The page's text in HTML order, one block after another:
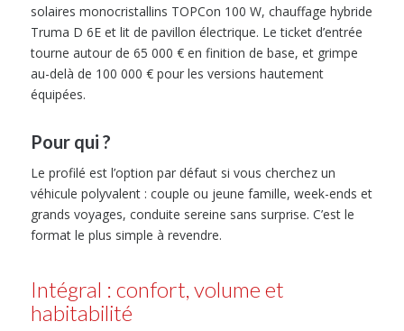
solaires monocristallins TOPCon 100 W, chauffage hybride
Truma D 6E et lit de pavillon électrique. Le ticket d’entrée
tourne autour de 65 000 € en finition de base, et grimpe
au-delà de 100 000 € pour les versions hautement
équipées.
Pour qui ?
Le profilé est l’option par défaut si vous cherchez un
véhicule polyvalent : couple ou jeune famille, week-ends et
grands voyages, conduite sereine sans surprise. C’est le
format le plus simple à revendre.
Intégral : confort, volume et
habitabilité